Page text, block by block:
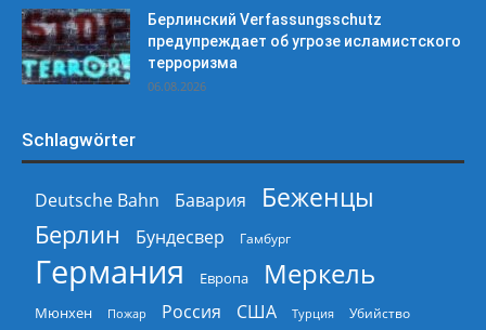
Берлинский Verfassungsschutz
предупреждает об угрозе исламистского
терроризма
06.08.2026
Schlagwörter
Deutsche Bahn Бавария
Беженцы
Берлин
Бундесвер Гамбург
Германия Европа Меркель
Мюнхен Пожар Россия США Турция Убийство